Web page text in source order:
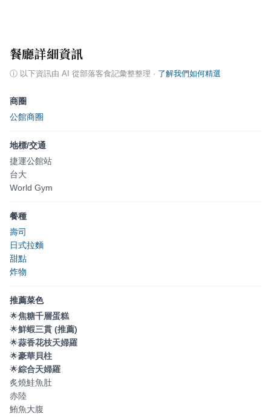
餐廳詳細資訊
ⓘ 以下資訊由 AI 從部落客食記彙整整理 · 了解我們如何精選
商圈
公館商圈
地標/交通
捷運公館站
台大
World Gym
餐種
壽司
日式拉麵
甜點
炸物
推薦菜色
🌟焦糖千層蛋糕
🌟鮮蝦三貫 (推薦)
🌟蒜香花枝天婦羅
🌟豪華貝柱
🌟綜合天婦羅
炙燒鮭魚肚
赤陸
鮪魚大腹